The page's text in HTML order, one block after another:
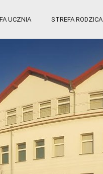
UCZNIA STREFA RODZICA